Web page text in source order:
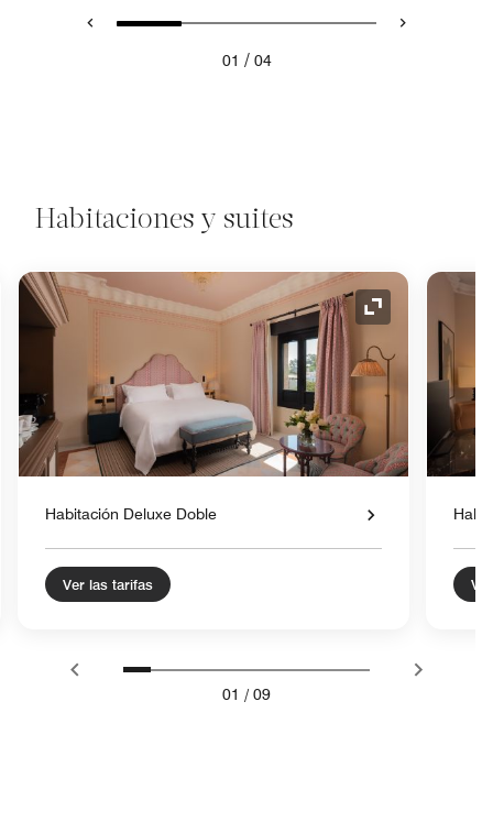
01 / 04
Habitaciones y suites
de expansión Icono de
Habitación Deluxe Doble
Ver las tarifas
01 / 09